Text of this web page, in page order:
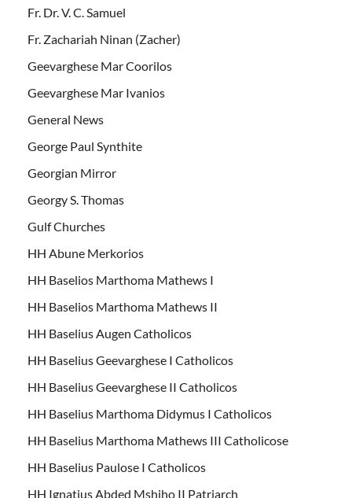
Fr. Dr. V. C. Samuel
Fr. Zachariah Ninan (Zacher)
Geevarghese Mar Coorilos
Geevarghese Mar Ivanios
General News
George Paul Synthite
Georgian Mirror
Georgy S. Thomas
Gulf Churches
HH Abune Merkorios
HH Baselios Marthoma Mathews I
HH Baselios Marthoma Mathews II
HH Baselius Augen Catholicos
HH Baselius Geevarghese I Catholicos
HH Baselius Geevarghese II Catholicos
HH Baselius Marthoma Didymus I Catholicos
HH Baselius Marthoma Mathews III Catholicose
HH Baselius Paulose I Catholicos
HH Ignatius Abded Mshiho II Patriarch